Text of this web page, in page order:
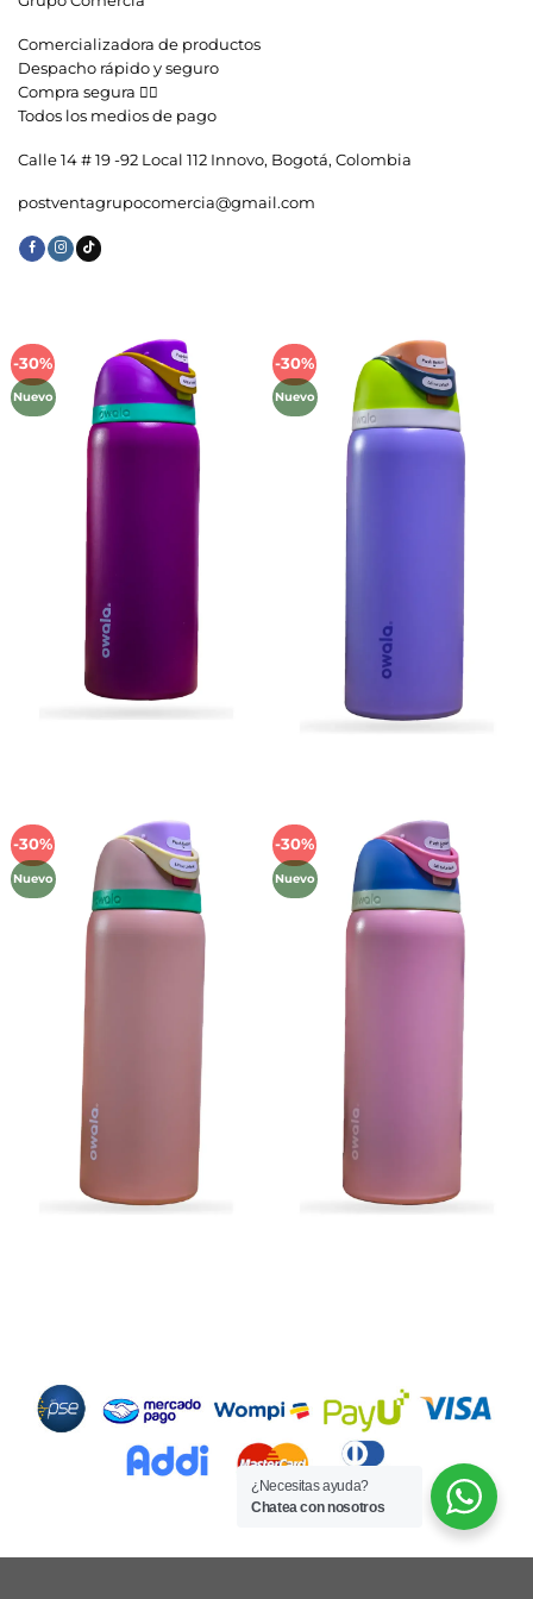
Comercializadora de productos
Despacho rápido y seguro
Compra segura 👇🏼
Todos los medios de pago
Calle 14 # 19 -92 Local 112 Innovo, Bogotá, Colombia
postventagrupocomercia@gmail.com
-30%
Nuevo
Añadir
lista de
deseos
-30%
Nuevo
Añadir
lista de
deseos
-30%
Nuevo
Añadir
lista de
deseos
-30%
Nuevo
Añadir
lista de
deseos
¿Necesitas ayuda?
Chatea con nosotros